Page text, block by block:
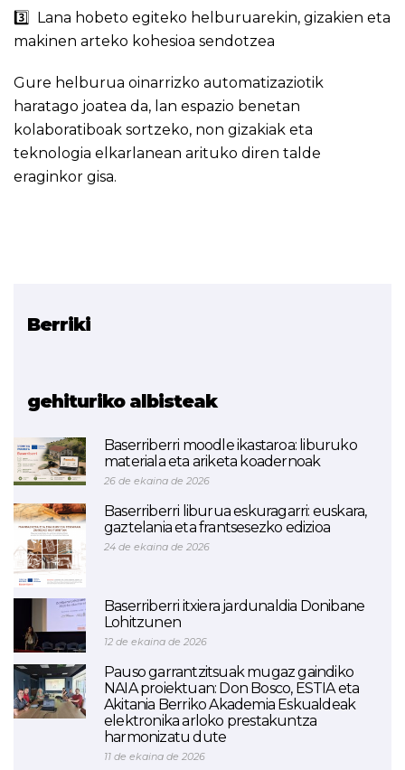
3️⃣ Lana hobeto egiteko helburuarekin, gizakien eta
makinen arteko kohesioa sendotzea
Gure helburua oinarrizko automatizaziotik
haratago joatea da, lan espazio benetan
kolaboratiboak sortzeko, non gizakiak eta
teknologia elkarlanean arituko diren talde
eraginkor gisa.
Berriki
gehituriko albisteak
Baserriberri moodle ikastaroa: liburuko
materiala eta ariketa koadernoak
26 de ekaina de 2026
Baserriberri liburua eskuragarri: euskara,
gaztelania eta frantsesezko edizioa
24 de ekaina de 2026
Baserriberri itxiera jardunaldia Donibane
Lohitzunen
12 de ekaina de 2026
Pauso garrantzitsuak mugaz gaindiko
NAIA proiektuan: Don Bosco, ESTIA eta
Akitania Berriko Akademia Eskualdeak
elektronika arloko prestakuntza
harmonizatu dute
11 de ekaina de 2026